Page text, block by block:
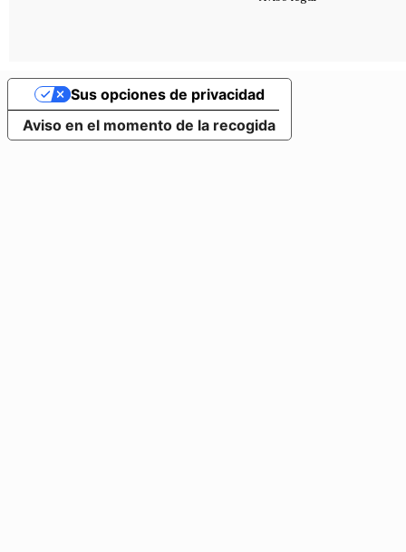
Aviso en el momento de la recogida
Sus opciones de privacidad